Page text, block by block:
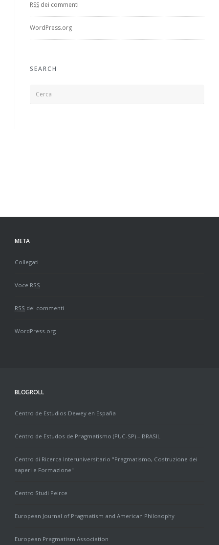
RSS dei commenti
WordPress.org
SEARCH
META
Collegati
Voce RSS
RSS dei commenti
WordPress.org
BLOGROLL
Centro de Estudios Dewey en España
Centro de Estudos de Pragmatismo (PUC-SP) – BRASIL
Centro di Ricerca Interuniversitario "Pragmatismo, Costruzione dei
saperi e Formazione"
Centro Studi Peirce
European Journal of Pragmatism and American Philosophy
European Pragmatism Association